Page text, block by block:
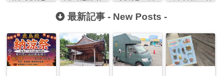
グ！【高砂モー
ピングデザイン
募集中！
【高砂モーニン
（くらげ）』が
最新記事 - New Posts -